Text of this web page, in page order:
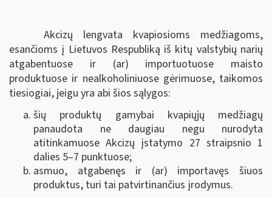
Akcizų lengvata kvapiosioms medžiagoms,
esančioms į Lietuvos Respubliką iš kitų valstybių narių
atgabentuose ir (ar) importuotuose maisto
produktuose ir nealkoholiniuose gėrimuose, taikomos
tiesiogiai, jeigu yra abi šios sąlygos:
šių produktų gamybai kvapiųjų medžiagų
panaudota ne daugiau negu nurodyta
atitinkamuose Akcizų įstatymo 27 straipsnio 1
dalies 5–7 punktuose;
asmuo, atgabenęs ir (ar) importavęs šiuos
produktus, turi tai patvirtinančius įrodymus.